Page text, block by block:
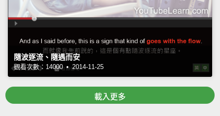
隨波逐流、隨遇而安
觀看次數：14000 • 2014-11-25
載入更多